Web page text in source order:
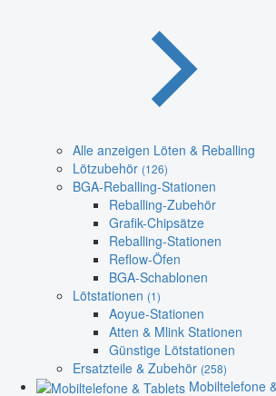
Alle anzeigen Löten & Reballing
Lötzubehör (126)
BGA-Reballing-Stationen
Reballing-Zubehör
Grafik-Chipsätze
Reballing-Stationen
Reflow-Öfen
BGA-Schablonen
Lötstationen (1)
Aoyue-Stationen
Atten & Mlink Stationen
Günstige Lötstationen
Ersatzteile & Zubehör (258)
Mobiltelefone